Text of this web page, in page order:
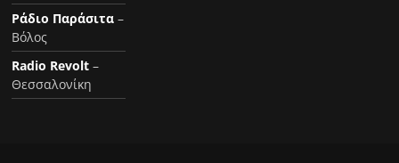
Ράδιο Παράσιτα –
Βόλος
Radio Revolt –
Θεσσαλονίκη